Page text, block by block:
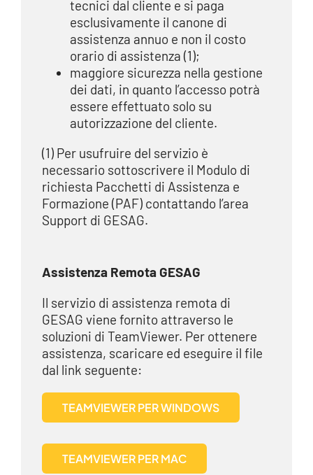
tecnici dal cliente e si paga
esclusivamente il canone di
assistenza annuo e non il costo
orario di assistenza (1);
maggiore sicurezza nella gestione
dei dati, in quanto l’accesso potrà
essere effettuato solo su
autorizzazione del cliente.
(1) Per usufruire del servizio è
necessario sottoscrivere il Modulo di
richiesta Pacchetti di Assistenza e
Formazione (PAF) contattando l’area
Support di GESAG.
Assistenza Remota GESAG
Il servizio di assistenza remota di
GESAG viene fornito attraverso le
soluzioni di TeamViewer. Per ottenere
assistenza, scaricare ed eseguire il file
dal link seguente:
TEAMVIEWER PER WINDOWS
TEAMVIEWER PER MAC